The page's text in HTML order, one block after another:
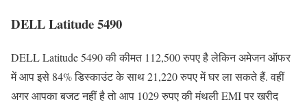
DELL Latitude 5490
DELL Latitude 5490 की कीमत 112,500 रुपए है लेकिन अमेजन ऑफर
में आप इसे 84% डिस्काउंट के साथ 21,220 रुपए में घर ला सकते हैं. वहीं
अगर आपका बजट नहीं है तो आप 1029 रुपए की मंथली EMI पर खरीद